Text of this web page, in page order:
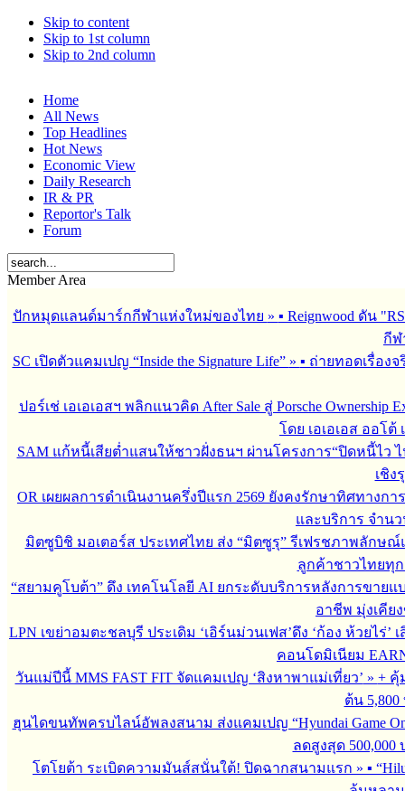
Skip to content
Skip to 1st column
Skip to 2nd column
Home
All News
Top Headlines
Hot News
Economic View
Daily Research
IR & PR
Reportor's Talk
Forum
Member Area
ปักหมุดแลนด์มาร์กกีฬาแห่งใหม่ของไทย » ▪︎ Reignwood ดัน
กีฬ
SC เปิดตัวแคมเปญ “Inside the Signature Life” » ▪︎ ถ่ายทอดเรื่อง
ปอร์เช่ เอเอเอสฯ พลิกแนวคิด After Sale สู่ Porsche Ownership
โดย เอเอเอส ออโ
SAM แก้หนี้เสียต่ำแสนให้ชาวฝั่งธนฯ ผ่านโครงการ“ปิดหนี้ไว
เชิง
OR เผยผลการดำเนินงานครึ่งปีแรก 2569 ยังคงรักษาทิศทางกา
และบริการ จำนว
มิตซูบิชิ มอเตอร์ส ประเทศไทย ส่ง “มิตซูรุ” รีเฟรชภาพลักษณ์
ลูกค้าชาวไทยทุก
“สยามคูโบต้า” ดึง เทคโนโลยี AI ยกระดับบริการหลังการขาย
อาชีพ มุ่งเคีย
LPN เขย่าอมตะชลบุรี ประเดิม ‘เอิร์นม่วนเฟส’ดึง ‘ก้อง ห้วยไร่’
คอนโดมิเนียม
วันแม่ปีนี้ MMS FAST FIT จัดแคมเปญ ‘สิงหาพาแม่เที่ยว’ » + คุ้
ต้น
ฮุนไดขนทัพครบไลน์อัพลงสนาม ส่งแคมเปญ “Hyundai Game
ลดสูงสุด 500,000
โตโยต้า ระเบิดความมันส์สนั่นใต้! ปิดฉากสนามแรก » ▪︎